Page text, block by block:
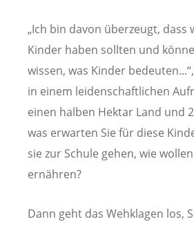
„Ich bin davon überzeugt, dass
Kinder haben sollten und
wissen, was Kinder
in einem leidenschaftlichen
einen halben Hektar Land und
was erwarten Sie für diese
sie zur Schule gehen, wie
ernähren?
Dann geht das Wehklagen los,